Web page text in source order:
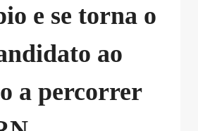
e se torna o
ao
a percorrer